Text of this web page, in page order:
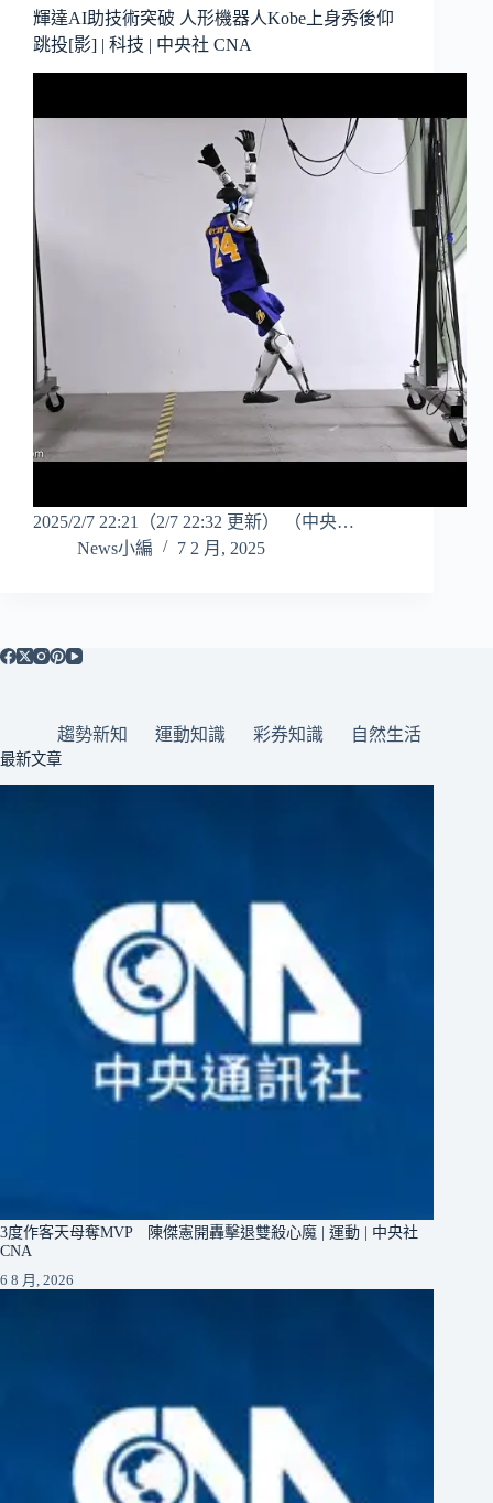
輝達AI助技術突破 人形機器人Kobe上身秀後仰
跳投[影] | 科技 | 中央社 CNA
2025/2/7 22:21（2/7 22:32 更新） （中央…
News小編
7 2 月, 2025
趨勢新知 運動知識 彩券知識 自然生活
最新文章
3度作客天母奪MVP 陳傑憲開轟擊退雙殺心魔 | 運動 | 中央社
CNA
6 8 月, 2026